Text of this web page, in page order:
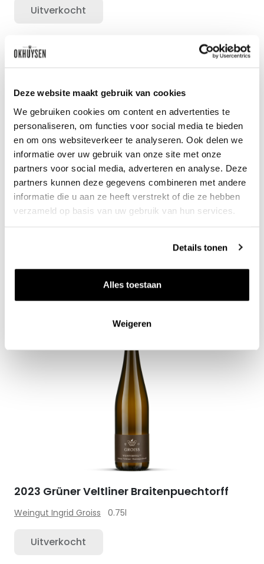
Deze website maakt gebruik van cookies
We gebruiken cookies om content en advertenties te
personaliseren, om functies voor social media te bieden
en om ons websiteverkeer te analyseren. Ook delen we
informatie over uw gebruik van onze site met onze
partners voor social media, adverteren en analyse. Deze
partners kunnen deze gegevens combineren met andere
informatie die u aan ze heeft verstrekt of die ze hebben
verzameld op basis van uw gebruik van hun services.
Details tonen
Alles toestaan
Weigeren
Uitverkocht
2023 Grüner Veltliner Braitenpuechtorff
Weingut Ingrid Groiss 0.75l
Uitverkocht